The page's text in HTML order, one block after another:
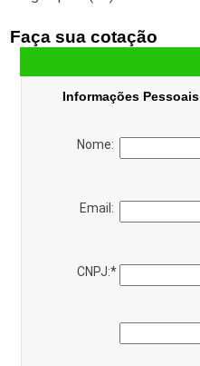
Faça sua cotação
Informações Pessoais
Nome:
Email:
CNPJ:*